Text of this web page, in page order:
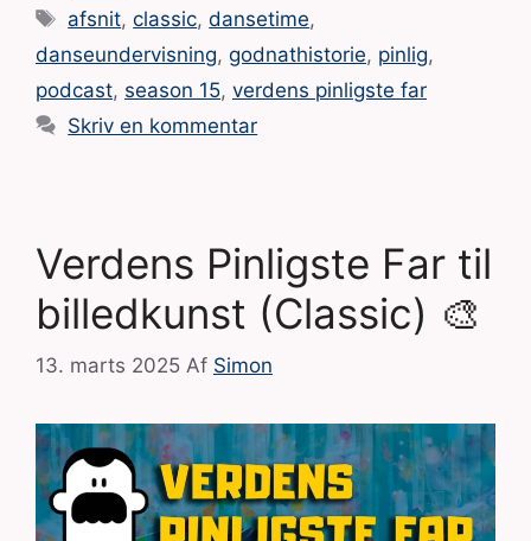
Tags
afsnit,classic,dansetime,
danseundervisning, godnathistorie, pinlig,
podcast, season 15, verdens pinligste far
Skriv en kommentar
Verdens Pinligste Far til
billedkunst (Classic) 🎨
13. marts 2025 Af Simon